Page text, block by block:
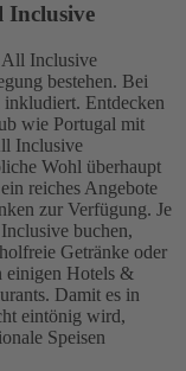
Inclusive
All Inclusive
bestehen. Bei
Entdecken
wie Portugal mit
Inclusive
Wohl überhaupt
reiches Angebote
zur Verfügung. Je
buchen,
Getränke oder
einigen Hotels &
Damit es in
eintönig wird,
Speisen